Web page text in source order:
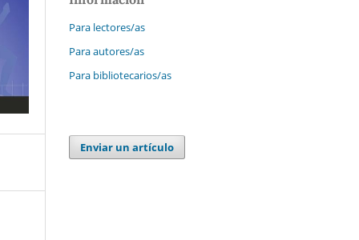
Para lectores/as
Para autores/as
Para bibliotecarios/as
Enviar un artículo